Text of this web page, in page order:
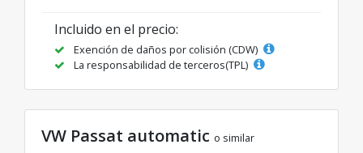
Incluido en el precio:
Exención de daños por colisión (CDW)
La responsabilidad de terceros(TPL)
VW Passat automatic o similar